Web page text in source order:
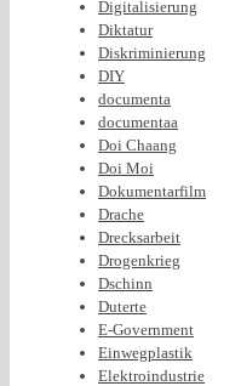
Digitalisierung
Diktatur
Diskriminierung
DIY
documenta
documentaa
Doi Chaang
Doi Moi
Dokumentarfilm
Drache
Drecksarbeit
Drogenkrieg
Dschinn
Duterte
E-Government
Einwegplastik
Elektroindustrie